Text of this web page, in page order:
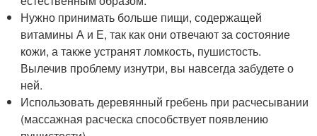
Нужно принимать больше пищи, содержащей
витамины А и Е, так как они отвечают за состояние
кожи, а также устранят ломкость, пушистость.
Вылечив проблему изнутри, вы навсегда забудете о
ней.
Использовать деревянный гребень при расчесывании
(массажная расческа способствует появлению